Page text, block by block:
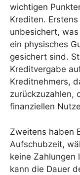
wichtigen
Krediten.
unbesichert,
ein physisches
gesichert sind.
Kreditvergabe
Kreditnehmers,
zurückzuzahlen,
finanziellen
Zweitens haben
Aufschubzeit,
keine Zahlungen
kann die Dauer